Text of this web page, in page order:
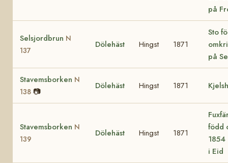
på
Selsjordbrun N
137
Dölehäst Hingst 1871
Sto
på
Stavemsborken N
138 📷
Dölehäst Hingst 1871
Stavemsborken N
139
Dölehäst Hingst 1871
född
i Eid